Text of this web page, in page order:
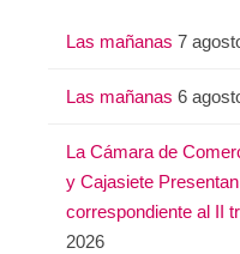
Las mañanas 7
Las mañanas 6
La Cámara de
y Cajasiete
correspondiente al II
2026